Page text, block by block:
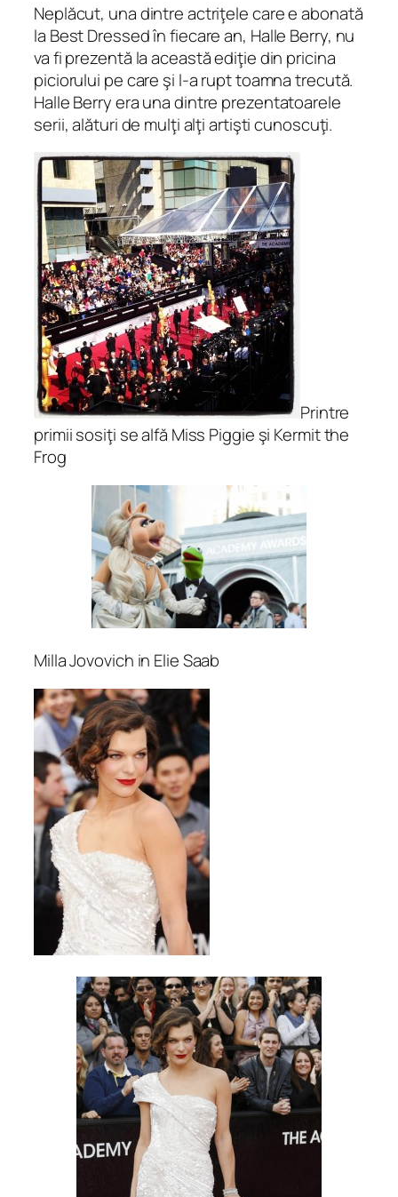
Neplăcut, una dintre actriţele care e abonată
la Best Dressed în fiecare an, Halle Berry, nu
va fi prezentă la această ediţie din pricina
piciorului pe care şi l-a rupt toamna trecută.
Halle Berry era una dintre prezentatoarele
serii, alături de mulţi alţi artişti cunoscuţi.
Printre
primii sosiţi se alfă Miss Piggie şi Kermit the
Frog
Milla Jovovich in Elie Saab